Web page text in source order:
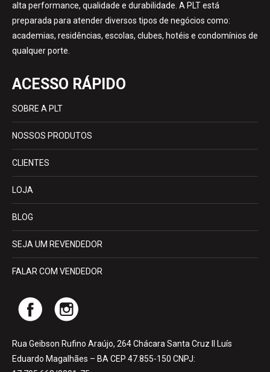
alta performance, qualidade e durabilidade. A PLT está
preparada para atender diversos tipos de negócios como:
academias, residências, escolas, clubes, hotéis e condomínios de
qualquer porte.
ACESSO RÁPIDO
SOBRE A PLT
NOSSOS PRODUTOS
CLIENTES
LOJA
BLOG
SEJA UM REVENDEDOR
FALAR COM VENDEDOR
Rua Geibson Rufino Araújo, 264 Chácara Santa Cruz II Luís
Eduardo Magalhães – BA CEP 47.855-150 CNPJ: